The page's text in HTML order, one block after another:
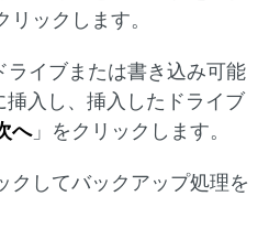
リックします。
ライブまたは書き込み可能
挿入し、挿入したドライブ
へ」をクリックします。
クしてバックアップ処理を